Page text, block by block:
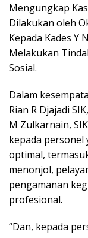
Mengungkap
Dilakukan oleh
Kepada Kades Y
Melakukan
Sosial.
Dalam
Rian R Djajadi
M Zulkarnain,
kepada
optimal,
menonjol,
pengamanan
profesional.
“Dan, kepada